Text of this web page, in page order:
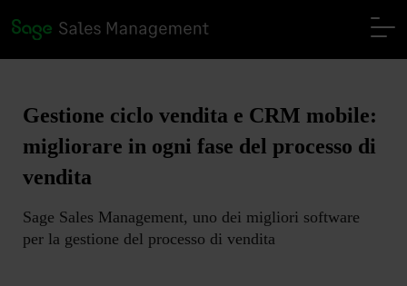
Gestione ciclo vendita e CRM mobile:
migliorare in ogni fase del processo di
vendita
Sage Sales Management, uno dei migliori software
per la gestione del processo di vendita